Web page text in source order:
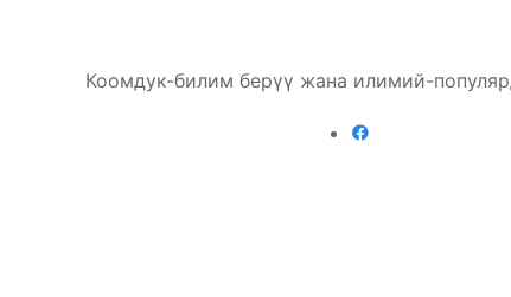
Коомдук-билим берүү жана илимий-